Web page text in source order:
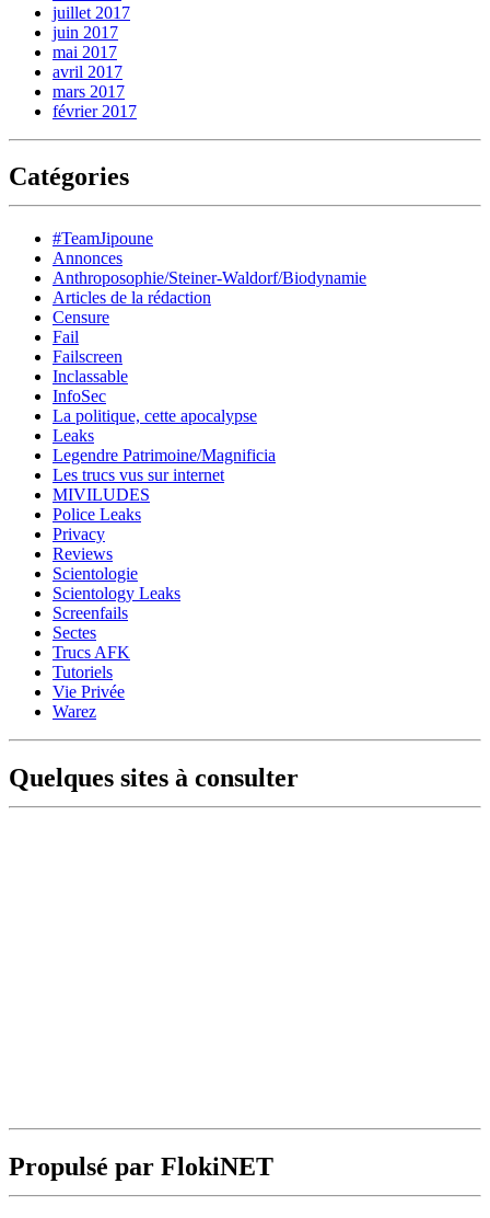
juillet 2017
juin 2017
mai 2017
avril 2017
mars 2017
février 2017
Catégories
#TeamJipoune
Annonces
Anthroposophie/Steiner-Waldorf/Biodynamie
Articles de la rédaction
Censure
Fail
Failscreen
Inclassable
InfoSec
La politique, cette apocalypse
Leaks
Legendre Patrimoine/Magnificia
Les trucs vus sur internet
MIVILUDES
Police Leaks
Privacy
Reviews
Scientologie
Scientology Leaks
Screenfails
Sectes
Trucs AFK
Tutoriels
Vie Privée
Warez
Quelques sites à consulter
Propulsé par FlokiNET